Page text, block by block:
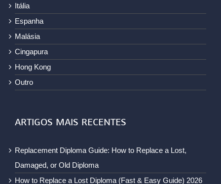
Itália
Espanha
Malásia
Cingapura
Hong Kong
Outro
ARTIGOS MAIS RECENTES
Replacement Diploma Guide: How to Replace a Lost,
Damaged, or Old Diploma
How to Replace a Lost Diploma (Fast & Easy Guide) 2026